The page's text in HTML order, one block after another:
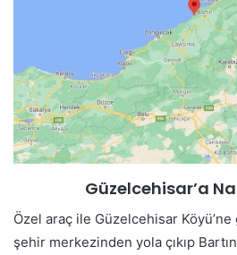
Güzelcehisar’a
Özel araç ile Güzelcehisar
şehir merkezinden yola çıkıp